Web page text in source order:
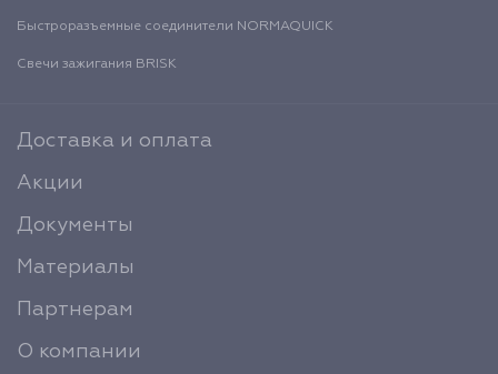
Быстроразъемные соединители NORMAQUICK
Свечи зажигания BRISK
Доставка и оплата
Акции
Документы
Материалы
Партнерам
О компании